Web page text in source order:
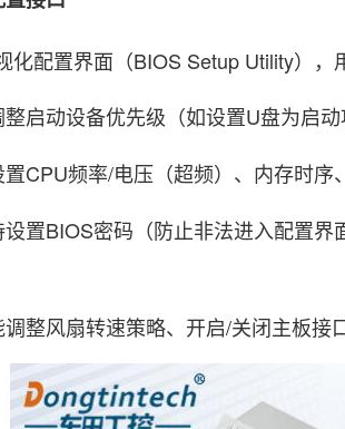
配置界面（BIOS Setup Utility），
启动设备优先级（如设置U盘为启动
置CPU频率/电压（超频）、内存时序
设置BIOS密码（防止非法进入配置
整风扇转速策略、开启/关闭主板接